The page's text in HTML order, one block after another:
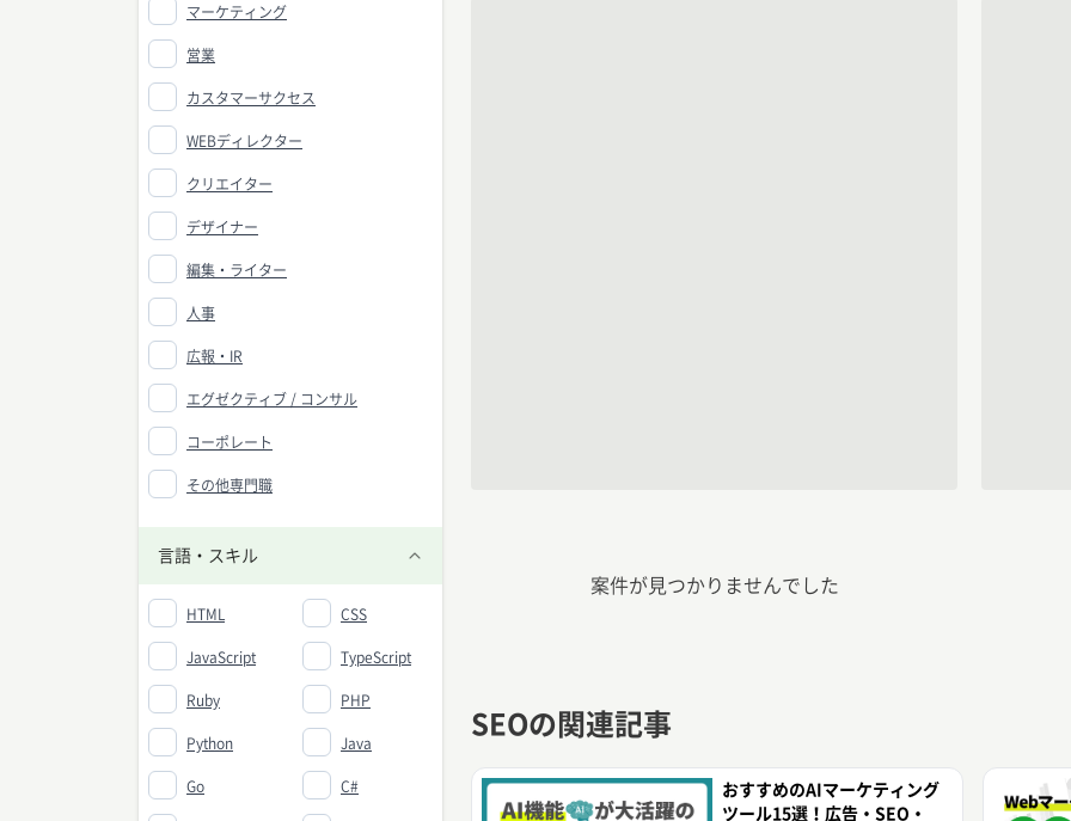
案件が見つかりませんでした
SEOの関連記事
おすすめのAIマーケティング
ツール15選！広告・SEO・
マーケティング
営業
カスタマーサクセス
WEBディレクター
クリエイター
デザイナー
編集・ライター
人事
広報・IR
エグゼクティブ / コンサル
コーポレート
その他専門職
言語・スキル
HTML CSS
JavaScript TypeScript
Ruby PHP
Python Java
Go C#